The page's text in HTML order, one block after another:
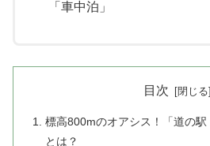
「車中泊」
目次
標高800mのオアシス！「道の駅
とは？